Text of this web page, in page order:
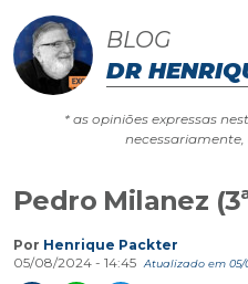
BLOG
DR
* as opiniões expressas
Pedro Milanez
Por Henrique Packter
05/08/2024 - 14:45
Atualizado em 05/